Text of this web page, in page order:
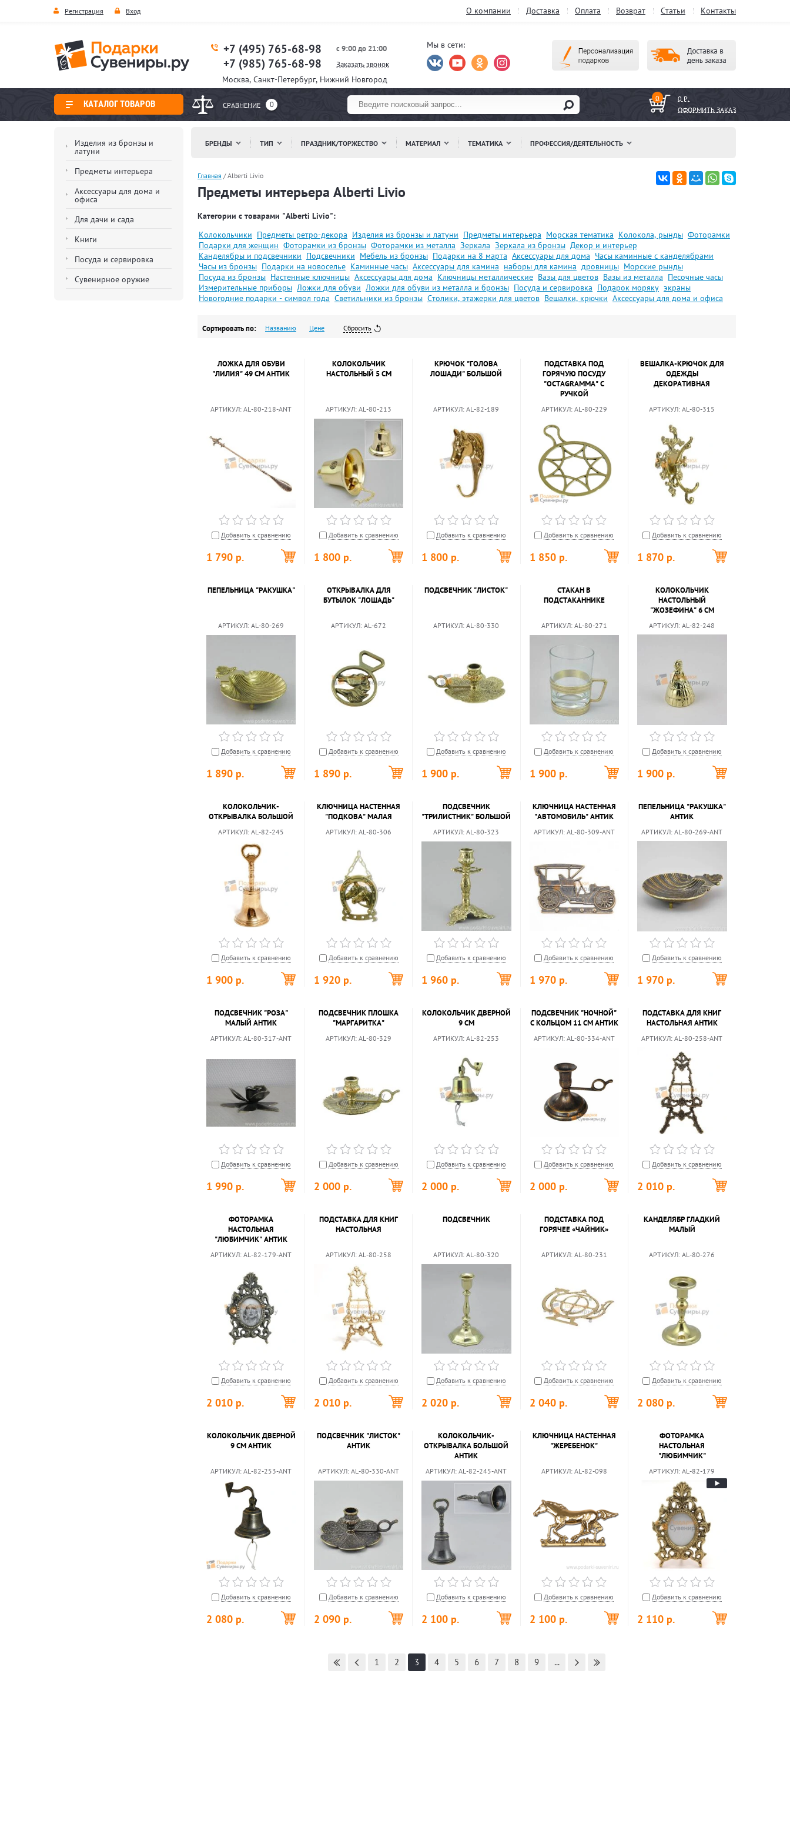
Регистрация Вход О компании Доставка Оплата Возврат Статьи Контакты
+7 (495) 765-68-98
+7 (985) 765-68-98
с 9:00 до 21:00
Заказать звонок
Мы в сети:
Москва, Санкт-Петербург, Нижний Новгород
КАТАЛОГ ТОВАРОВ СРАВНЕНИЕ 0
0
0 Р.
ОФОРМИТЬ ЗАКАЗ
Изделия из бронзы и
латуни
Предметы интерьера
Аксессуары для дома и
офиса
Для дачи и сада
Книги
Посуда и сервировка
Сувенирное оружие
БРЕНДЫ ТИП ПРАЗДНИК/ТОРЖЕСТВО МАТЕРИАЛ ТЕМАТИКА ПРОФЕССИЯ/ДЕЯТЕЛЬНОСТЬ
Главная /Alberti Livio
Предметы интерьера Alberti Livio
Категории с товарами "Alberti Livio":
Колокольчики Предметы ретро-декора Изделия из бронзы и латуни Предметы интерьера Морская тематика Колокола, рынды Фоторамки
Подарки для женщин Фоторамки из бронзы Фоторамки из металла Зеркала Зеркала из бронзы Декор и интерьер
Канделябры и подсвечники Подсвечники Мебель из бронзы Подарки на 8 марта Аксессуары для дома Часы каминные с канделябрами
Часы из бронзы Подарки на новоселье Каминные часы Аксессуары для камина наборы для камина дровницы Морские рынды
Посуда из бронзы Настенные ключницы Аксессуары для дома Ключницы металлические Вазы для цветов Вазы из металла Песочные часы
Измерительные приборы Ложки для обуви Ложки для обуви из металла и бронзы Посуда и сервировка Подарок моряку экраны
Новогодние подарки - символ года Светильники из бронзы Столики, этажерки для цветов Вешалки, крючки Аксессуары для дома и офиса
Сортировать по: Названию Цене Сбросить
ЛОЖКА ДЛЯ ОБУВИ
"ЛИЛИЯ" 49 СМ АНТИК
АРТИКУЛ: AL-80-218-ANT
Добавить к сравнению
1 790 р.
КОЛОКОЛЬЧИК
НАСТОЛЬНЫЙ 5 СМ
АРТИКУЛ: AL-80-213
Добавить к сравнению
1 800 р.
КРЮЧОК "ГОЛОВА
ЛОШАДИ" БОЛЬШОЙ
АРТИКУЛ: AL-82-189
Добавить к сравнению
1 800 р.
ПОДСТАВКА ПОД
ГОРЯЧУЮ ПОСУДУ
"OCTAGRAMMA" С
РУЧКОЙ
АРТИКУЛ:AL-80-229
Добавить к сравнению
1 850р.
ВЕШАЛКА-КРЮЧОК ДЛЯ
ОДЕЖДЫ
ДЕКОРАТИВНАЯ
АРТИКУЛ: AL-80-315
Добавить к сравнению
1 870р.
ПЕПЕЛЬНИЦА "РАКУШКА"
АРТИКУЛ: AL-80-269
Добавить к сравнению
1 890 р.
ОТКРЫВАЛКА ДЛЯ
БУТЫЛОК "ЛОШАДЬ"
АРТИКУЛ: AL-672
Добавить к сравнению
1 890 р.
ПОДСВЕЧНИК "ЛИСТОК"
АРТИКУЛ: AL-80-330
Добавить к сравнению
1 900 р.
СТАКАН В
ПОДСТАКАННИКЕ
АРТИКУЛ:AL-80-271
Добавить к сравнению
1 900р.
КОЛОКОЛЬЧИК
НАСТОЛЬНЫЙ
"ЖОЗЕФИНА" 6 СМ
АРТИКУЛ: AL-82-248
Добавить к сравнению
1 900р.
КОЛОКОЛЬЧИК-
ОТКРЫВАЛКА БОЛЬШОЙ
АРТИКУЛ: AL-82-245
Добавить к сравнению
1 900 р.
КЛЮЧНИЦА НАСТЕННАЯ
"ПОДКОВА" МАЛАЯ
АРТИКУЛ: AL-80-306
Добавить к сравнению
1 920 р.
ПОДСВЕЧНИК
"ТРИЛИСТНИК" БОЛЬШОЙ
АРТИКУЛ: AL-80-323
Добавить к сравнению
1 960 р.
КЛЮЧНИЦА НАСТЕННАЯ
"АВТОМОБИЛЬ" АНТИК
АРТИКУЛ:AL-80-309-ANT
Добавить к сравнению
1 970р.
ПЕПЕЛЬНИЦА "РАКУШКА"
АНТИК
АРТИКУЛ: AL-80-269-ANT
Добавить к сравнению
1 970р.
ПОДСВЕЧНИК "РОЗА"
МАЛЫЙ АНТИК
АРТИКУЛ: AL-80-317-ANT
Добавить к сравнению
1 990 р.
ПОДСВЕЧНИК ПЛОШКА
"МАРГАРИТКА"
АРТИКУЛ: AL-80-329
Добавить к сравнению
2 000 р.
КОЛОКОЛЬЧИК ДВЕРНОЙ
9 СМ
АРТИКУЛ: AL-82-253
Добавить к сравнению
2 000 р.
ПОДСВЕЧНИК "НОЧНОЙ"
С КОЛЬЦОМ 11 СМ АНТИК
АРТИКУЛ:AL-80-334-ANT
Добавить к сравнению
2 000р.
ПОДСТАВКА ДЛЯ КНИГ
НАСТОЛЬНАЯ АНТИК
АРТИКУЛ: AL-80-258-ANT
Добавить к сравнению
2 010р.
ФОТОРАМКА
НАСТОЛЬНАЯ
"ЛЮБИМЧИК" АНТИК
АРТИКУЛ: AL-82-179-ANT
Добавить к сравнению
2 010 р.
ПОДСТАВКА ДЛЯ КНИГ
НАСТОЛЬНАЯ
АРТИКУЛ: AL-80-258
Добавить к сравнению
2 010 р.
ПОДСВЕЧНИК
АРТИКУЛ: AL-80-320
Добавить к сравнению
2 020 р.
ПОДСТАВКА ПОД
ГОРЯЧЕЕ «ЧАЙНИК»
АРТИКУЛ:AL-80-231
Добавить к сравнению
2 040р.
КАНДЕЛЯБР ГЛАДКИЙ
МАЛЫЙ
АРТИКУЛ: AL-80-276
Добавить к сравнению
2 080р.
КОЛОКОЛЬЧИК ДВЕРНОЙ
9 СМ АНТИК
АРТИКУЛ: AL-82-253-ANT
Добавить к сравнению
2 080 р.
ПОДСВЕЧНИК "ЛИСТОК"
АНТИК
АРТИКУЛ: AL-80-330-ANT
Добавить к сравнению
2 090 р.
КОЛОКОЛЬЧИК-
ОТКРЫВАЛКА БОЛЬШОЙ
АНТИК
АРТИКУЛ: AL-82-245-ANT
Добавить к сравнению
2 100 р.
КЛЮЧНИЦА НАСТЕННАЯ
"ЖЕРЕБЕНОК"
АРТИКУЛ:AL-82-098
Добавить к сравнению
2 100р.
ФОТОРАМКА
НАСТОЛЬНАЯ
"ЛЮБИМЧИК"
АРТИКУЛ: AL-82-179
Добавить к сравнению
2 110р.
1 2 3 4 5 6 7 8 9 ...